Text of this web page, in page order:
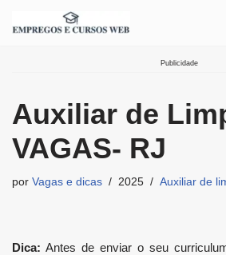
Publicidade
Auxiliar de
VAGAS- RJ
por Vagas e dicas 2025 Auxiliar de
Dica: Antes de enviar o seu